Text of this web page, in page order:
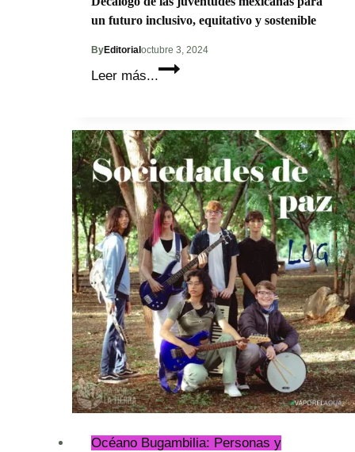
un futuro inclusivo, equitativo y sostenible
ByEditorial octubre 3, 2024
Leer más...
Decálogo
juventudes
mexicanas
para
un
futuro
inclusivo,
equitativo
y
sostenible
Océano Bugambilia: Personas y